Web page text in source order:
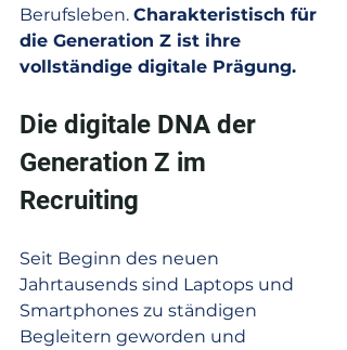
Berufsleben. Charakteristisch für
die Generation Z ist ihre
vollständige digitale Prägung.
Die digitale DNA der
Generation Z im
Recruiting
Seit Beginn des neuen
Jahrtausends sind Laptops und
Smartphones zu ständigen
Begleitern geworden und